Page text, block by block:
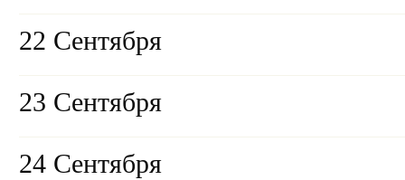
22 Сентября
23 Сентября
24 Сентября